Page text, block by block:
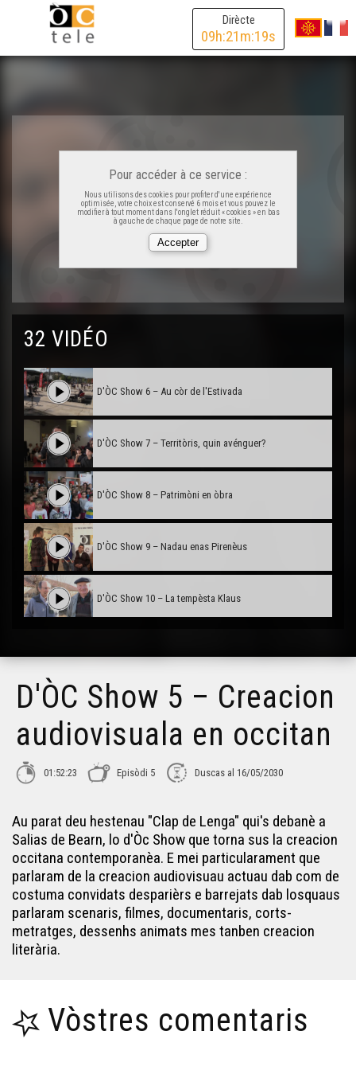
Dirècte
09h:21m:19s
Pour accéder à ce service :
Nous utilisons des cookies pour profiter d'une expérience
optimisée, votre choix est conservé 6 mois et vous pouvez le
modifier à tout moment dans l'onglet réduit « cookies » en bas
à gauche de chaque page de notre site.
32 VIDÉOD'ÒC Show 5 – Creacion audiovisuala en occitan
D'ÒC Show 6 – Au còr de l'Estivada
D'ÒC Show 7 – Territòris, quin avénguer?
D'ÒC Show 8 – Patrimòni en òbra
D'ÒC Show 9 – Nadau enas Pirenèus
D'ÒC Show 10 – La tempèsta Klaus
"Charlie"?
D'ÒC Show 12 - De rugbi e d'òmis
D'ÒC Show 15 - Collectatge
D'ÒC Show 16 : Hemnas en luta
D'ÒC Show 18 : L'agricultura biologica
D'ÒC Show 5 – Creacion
audiovisuala en occitan
01:52:23 Episòdi 5 Duscas al 16/05/2030
Au parat deu hestenau "Clap de Lenga" qui's debanè a
Salias de Bearn, lo d'Òc Show que torna sus la creacion
occitana contemporanèa. E mei particularament que
parlaram de la creacion audiovisuau actuau dab com de
costuma convidats desparièrs e barrejats dab losquaus
parlaram scenaris, filmes, documentaris, corts-
metratges, dessenhs animats mes tanben creacion
literària.
Vòstres comentaris